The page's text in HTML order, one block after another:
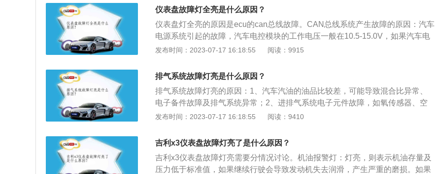
解决办法：1、需要更换质量好的汽油。2、需要及时去维修店进行修理。3、需
要进行更新或者调试。4、需要更换新的氧传感器或者三元催化器坏。
仪表盘故障灯全亮是什么原因？
仪表盘灯全亮的原因是ecu的can总线故障。CAN总线系统产生故障的原因：汽车
电源系统引起的故障，汽车电控模块的工作电压一般在10.5-15.0V，如果汽车电
源系统提供的工作电压不正常，会使得某些电控模块出现短暂的不正常工作，引
的链路故障，当出现通信线路的短路、断路或线路物理性质变化引起通信信号衰
减或失真，都会导致多个电控单元工作不正常，使CAN总线系统无法工作。需要
检修是否出现线路的短路、断路的情况。汽车CAN总线系统的节点故障，节点是
汽车CAN总线系统中的电控模块，节点故障就是电控模块故障。包括软件故障即
传输协议或软件程序有缺陷或冲突，使汽车CAN总线系统通信出现混乱或无法工
发布时间：2023-07-17 16:18:55 阅读：9915
排气系统故障灯亮是什么原因？
排气系统故障灯亮的原因：1、汽车汽油的油品比较差，可能导致混合比异常、
电子备件故障及排气系统异常；2、进排气系统电子元件故障，如氧传感器、空
气流量计传感器、节气门或发动机内部积碳等；3、发动机控制程序需要更新或
气管、催化转换器、排气温度传感器、汽车消声器和排气尾管等组成。汽车排气
系统是主要是排放发动机工作所排出的废气，同时使排出的废气污染减小，噪音
减小。
发布时间：2023-07-17 16:18:55 阅读：9410
吉利x3仪表盘故障灯亮了是什么原因？
吉利x3仪表盘故障灯亮需要分情况讨论。机油报警灯：灯亮，则表示机油存量及
压力低于标准值，如果继续行驶会导致发动机失去润滑，产生严重的磨损。如果